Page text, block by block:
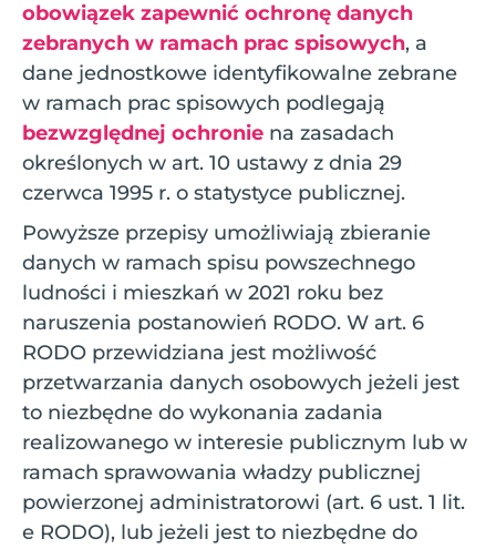
obowiązek zapewnić ochronę danych
zebranych w ramach prac spisowych, a
dane jednostkowe identyfikowalne zebrane
w ramach prac spisowych podlegają
bezwzględnej ochronie na zasadach
określonych w art. 10 ustawy z dnia 29
czerwca 1995 r. o statystyce publicznej.
Powyższe przepisy umożliwiają zbieranie
danych w ramach spisu powszechnego
ludności i mieszkań w 2021 roku bez
naruszenia postanowień RODO. W art. 6
RODO przewidziana jest możliwość
przetwarzania danych osobowych jeżeli jest
to niezbędne do wykonania zadania
realizowanego w interesie publicznym lub w
ramach sprawowania władzy publicznej
powierzonej administratorowi (art. 6 ust. 1 lit.
e RODO), lub jeżeli jest to niezbędne do